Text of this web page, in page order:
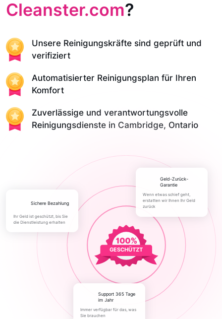
Cleanster.com?
Unsere Reinigungskräfte sind geprüft und
verifiziert
Automatisierter Reinigungsplan für Ihren
Komfort
Zuverlässige und verantwortungsvolle
Reinigungsdienste in Cambridge, Ontario
GESCHÜTZT
Sichere Bezahlung
Ihr Geld ist geschützt, bis Sie
die Dienstleistung erhalten
Geld-Zurück-
Garantie
Wenn etwas schief geht,
erstatten wir Ihnen Ihr Geld
zurück
Support 365 Tage
im Jahr
Immer verfügbar für das, was
Sie brauchen